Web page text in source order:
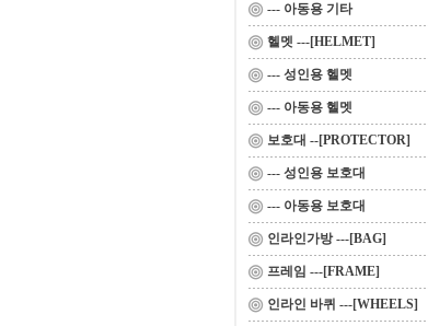
--- 아동용 기타
헬멧 ---[HELMET]
--- 성인용 헬멧
--- 아동용 헬멧
보호대 --[PROTECTOR]
--- 성인용 보호대
--- 아동용 보호대
인라인가방 ---[BAG]
프레임 ---[FRAME]
인라인 바퀴 ---[WHEELS]